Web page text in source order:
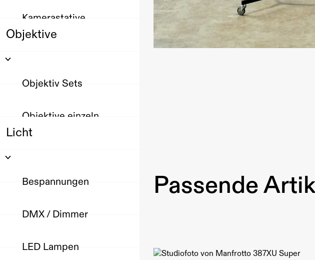
Kamerastative
Objektive
Objektiv Sets
Objektive einzeln
Licht
Bespannungen
DMX / Dimmer
LED Lampen
Passende